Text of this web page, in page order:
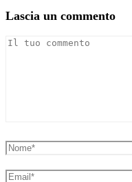
Lascia un commento